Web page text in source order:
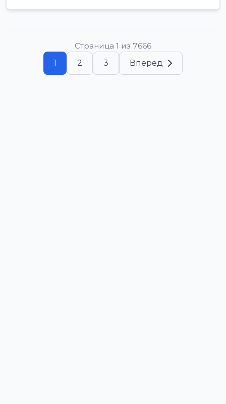
Страница 1 из 7666
1
2 3 Вперед